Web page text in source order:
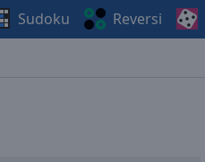
Sudoku Reversi